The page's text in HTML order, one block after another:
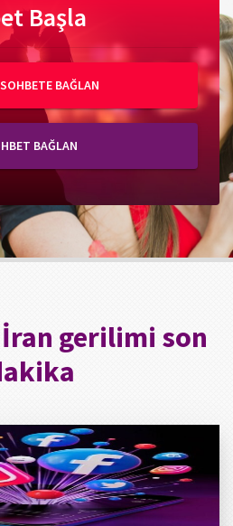
Başla
BAĞLAN
BAĞLAN
İran gerilimi son